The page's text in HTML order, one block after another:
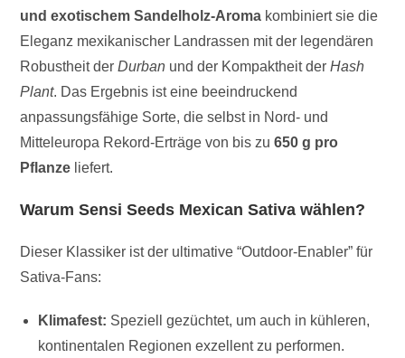
und exotischem Sandelholz-Aroma kombiniert sie die
Eleganz mexikanischer Landrassen mit der legendären
Robustheit derDurban und der Kompaktheit derHash
Plant. Das Ergebnis ist eine beeindruckend
anpassungsfähige Sorte, die selbst in Nord- und
Mitteleuropa Rekord-Erträge von bis zu650 g pro
Pflanze liefert.
Warum Sensi Seeds Mexican Sativa wählen?
Dieser Klassiker ist der ultimative “Outdoor-Enabler” für
Sativa-Fans:
Klimafest: Speziell gezüchtet, um auch in kühleren,
kontinentalen Regionen exzellent zu performen.